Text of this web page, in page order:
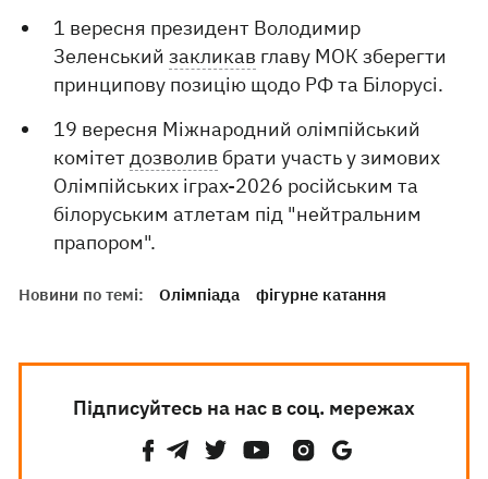
1 вересня президент Володимир
Зеленськийзакликав главу МОК зберегти
принципову позицію щодо РФ та Білорусі.
19 вересня Міжнародний олімпійський
комітетдозволив брати участь у зимових
Олімпійських іграх-2026 російським та
білоруським атлетам під "нейтральним
прапором".
Новини по темі: Олімпіада фігурне катання
Підписуйтесь на нас в соц. мережах